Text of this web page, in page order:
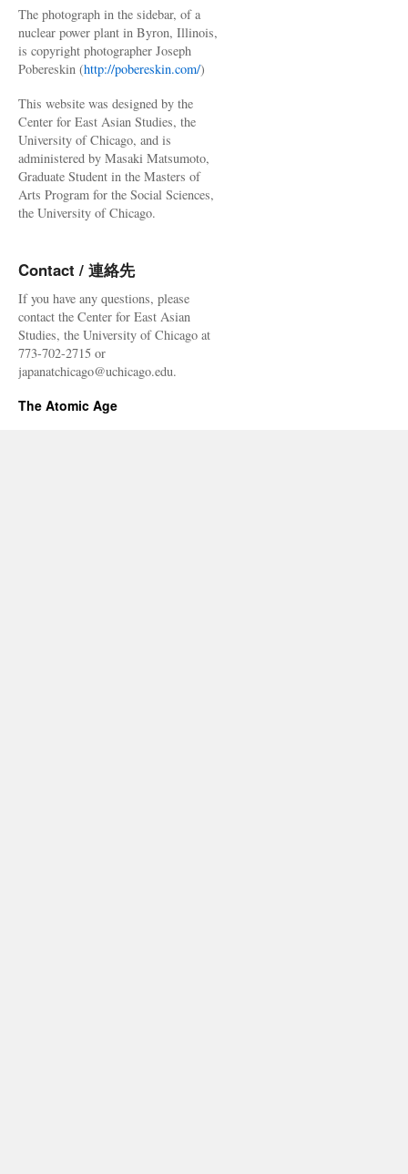
The photograph in the sidebar, of a
nuclear power plant in Byron, Illinois,
is copyright photographer Joseph
Pobereskin (http://pobereskin.com/)
This website was designed by the
Center for East Asian Studies, the
University of Chicago, and is
administered by Masaki Matsumoto,
Graduate Student in the Masters of
Arts Program for the Social Sciences,
the University of Chicago.
Contact / 連絡先
If you have any questions, please
contact the Center for East Asian
Studies, the University of Chicago at
773-702-2715 or
japanatchicago@uchicago.edu.
The Atomic Age